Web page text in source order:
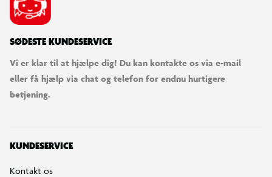
SØDESTE KUNDESERVICE
Vi er klar til at hjælpe dig! Du kan kontakte os via e-mail
eller få hjælp via chat og telefon for endnu hurtigere
betjening.
KUNDESERVICE
Kontakt os